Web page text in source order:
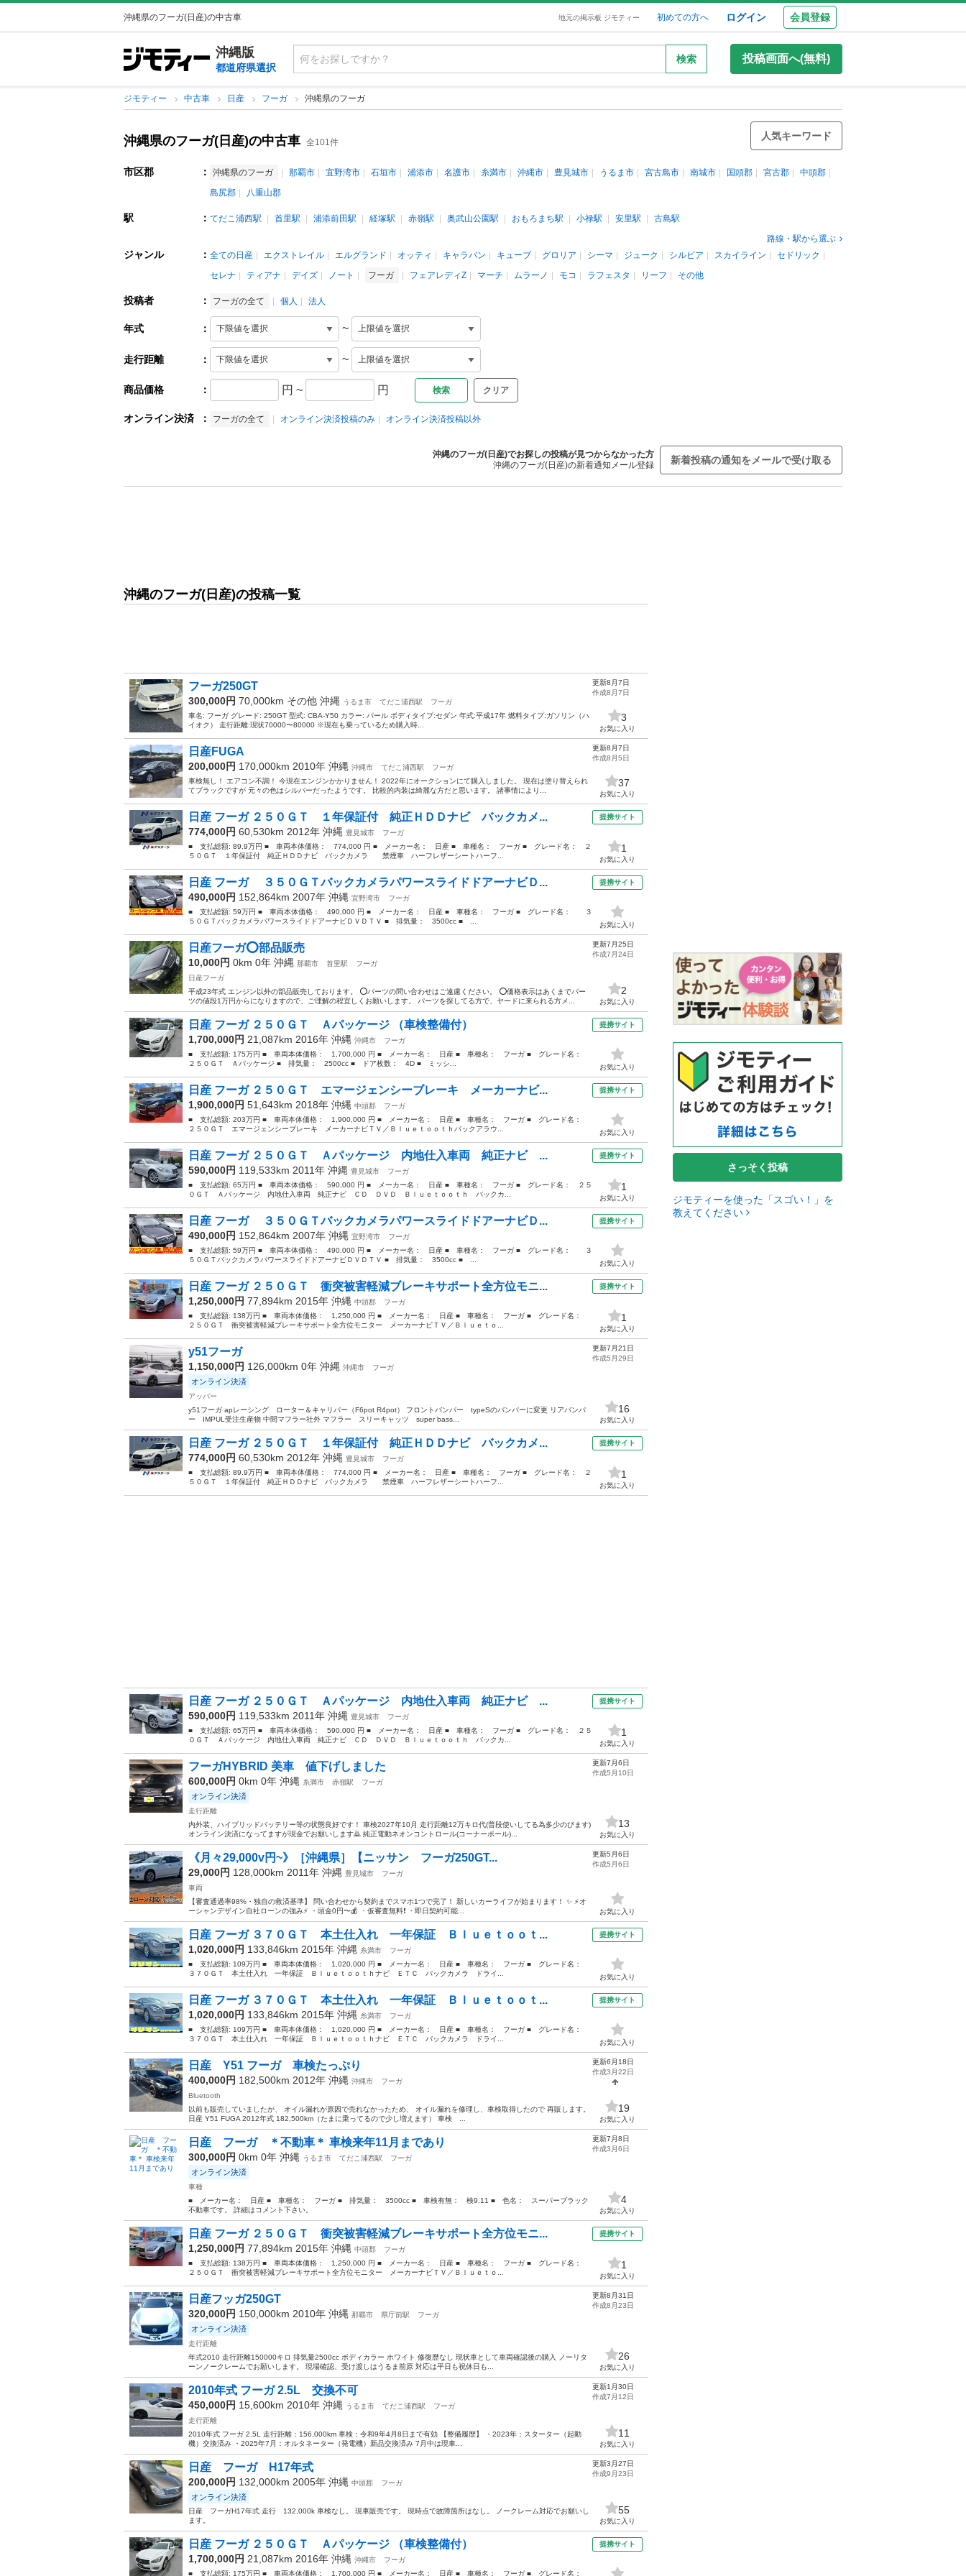
沖縄県のフーガ(日産)の中古車 地元の掲示板 ジモティー 初めての方へ ログイン 会員登録
沖縄版
都道府県選択
検索 投稿画面へ(無料)
ジモティー 中古車 日産 フーガ 沖縄県のフーガ
沖縄県のフーガ(日産)の中古車 全101件
人気キーワード
市区郡 ： 沖縄県のフーガ 那覇市 宜野湾市 石垣市 浦添市 名護市 糸満市 沖縄市 豊見城市 うるま市 宮古島市 南城市 国頭郡 宮古郡
中頭郡
島尻郡
八重山郡
駅 ： てだこ浦西駅 首里駅 浦添前田駅 経塚駅 赤嶺駅 奥武山公園駅 おもろまち駅 小禄駅 安里駅
古島駅
路線・駅から選ぶ
ジャンル ： 全ての日産 エクストレイル エルグランド オッティ キャラバン キューブ グロリア シーマ ジューク シルビア スカイライン
セドリック
セレナ
ティアナ デイズ ノート フーガ フェアレディZ マーチ ムラーノ モコ ラフェスタ リーフ その他
投稿者 ： フーガの全て 個人 法人
年式 ： ~
走行距離 ： ~
商品価格 ： 円 ~ 円 クリア
オンライン決済 ： フーガの全て オンライン決済投稿のみ オンライン決済投稿以外
沖縄のフーガ(日産)でお探しの投稿が見つからなかった方
沖縄のフーガ(日産)の新着通知メール登録
新着投稿の通知をメールで受け取る
沖縄のフーガ(日産)の投稿一覧
フーガ250GT
300,000円 70,000km その他 沖縄 うるま市 てだこ浦西駅
フーガ
車名: フーガ グレード: 250GT 型式: CBA-Y50 カラー: パール ボディタイプ:セダン 年式:平成17年 燃料タイプ:ガソリン（ハ
イオク） 走行距離:現状70000〜80000 ※現在も乗っているため購入時...
更新8月7日
作成8月7日
3
お気に入り
日産FUGA
200,000円 170,000km 2010年 沖縄 沖縄市 てだこ浦西駅
フーガ
車検無し！ エアコン不調！ 今現在エンジンかかりません！ 2022年にオークションにて購入しました。 現在は塗り替えられ
てブラックですが 元々の色はシルバーだったようです。 比較的内装は綺麗な方だと思います。 諸事情により...
更新8月7日
作成8月5日
37
お気に入り
日産 フーガ ２５０ＧＴ １年保証付 純正ＨＤＤナビ バックカメ...
774,000円 60,530km 2012年 沖縄 豊見城市
フーガ
■ 支払総額: 89.9万円 ■ 車両本体価格： 774,000 円 ■ メーカー名： 日産 ■ 車種名： フーガ ■ グレード名： ２
５０ＧＴ １年保証付 純正ＨＤＤナビ バックカメラ 禁煙車 ハーフレザーシートハーフ...
提携サイト
1
お気に入り
日産 フーガ ３５０ＧＴバックカメラパワースライドドアーナビＤ...
490,000円 152,864km 2007年 沖縄 宜野湾市
フーガ
■ 支払総額: 59万円 ■ 車両本体価格： 490,000 円 ■ メーカー名： 日産 ■ 車種名： フーガ ■ グレード名： ３
５０ＧＴバックカメラパワースライドドアーナビＤＶＤＴＶ ■ 排気量： 3500cc ■ ...
提携サイト
お気に入り
日産フーガ⭕部品販売
10,000円 0km 0年 沖縄 那覇市 首里駅
フーガ
日産フーガ
平成23年式 エンジン以外の部品販売しております。 ⭕パーツの問い合わせはご遠慮ください。 ⭕価格表示はあくまでパー
ツの値段1万円からになりますので、ご理解の程宜しくお願いします。 パーツを探してる方で、ヤードに来られる方メ...
更新7月25日
作成7月24日
2
お気に入り
日産 フーガ ２５０ＧＴ Ａパッケージ （車検整備付）
1,700,000円 21,087km 2016年 沖縄 沖縄市
フーガ
■ 支払総額: 175万円 ■ 車両本体価格： 1,700,000 円 ■ メーカー名： 日産 ■ 車種名： フーガ ■ グレード名：
２５０ＧＴ Ａパッケージ ■ 排気量： 2500cc ■ ドア枚数： 4D ■ ミッシ...
提携サイト
お気に入り
日産 フーガ ２５０ＧＴ エマージェンシーブレーキ メーカーナビ...
1,900,000円 51,643km 2018年 沖縄 中頭郡
フーガ
■ 支払総額: 203万円 ■ 車両本体価格： 1,900,000 円 ■ メーカー名： 日産 ■ 車種名： フーガ ■ グレード名：
２５０ＧＴ エマージェンシーブレーキ メーカーナビＴＶ／Ｂｌｕｅｔｏｏｔｈバックアラウ...
提携サイト
お気に入り
日産 フーガ ２５０ＧＴ Ａパッケージ 内地仕入車両 純正ナビ ...
590,000円 119,533km 2011年 沖縄 豊見城市
フーガ
■ 支払総額: 65万円 ■ 車両本体価格： 590,000 円 ■ メーカー名： 日産 ■ 車種名： フーガ ■ グレード名： ２５
０ＧＴ Ａパッケージ 内地仕入車両 純正ナビ ＣＤ ＤＶＤ Ｂｌｕｅｔｏｏｔｈ バックカ...
提携サイト
1
お気に入り
日産 フーガ ３５０ＧＴバックカメラパワースライドドアーナビＤ...
490,000円 152,864km 2007年 沖縄 宜野湾市
フーガ
■ 支払総額: 59万円 ■ 車両本体価格： 490,000 円 ■ メーカー名： 日産 ■ 車種名： フーガ ■ グレード名： ３
５０ＧＴバックカメラパワースライドドアーナビＤＶＤＴＶ ■ 排気量： 3500cc ■ ...
提携サイト
お気に入り
日産 フーガ ２５０ＧＴ 衝突被害軽減ブレーキサポート全方位モニ...
1,250,000円 77,894km 2015年 沖縄 中頭郡
フーガ
■ 支払総額: 138万円 ■ 車両本体価格： 1,250,000 円 ■ メーカー名： 日産 ■ 車種名： フーガ ■ グレード名：
２５０ＧＴ 衝突被害軽減ブレーキサポート全方位モニター メーカーナビＴＶ／Ｂｌｕｅｔｏ...
提携サイト
1
お気に入り
y51フーガ
1,150,000円 126,000km 0年 沖縄 沖縄市 フーガ
オンライン決済
アッパー
y51フーガ apレーシング ローター＆キャリパー（F6pot R4pot） フロントバンパー typeSのバンパーに変更 リアバンパ
ー IMPUL受注生産物 中間マフラー社外 マフラー スリーキャッツ super bass...
更新7月21日
作成5月29日
16
お気に入り
日産 フーガ ２５０ＧＴ １年保証付 純正ＨＤＤナビ バックカメ...
774,000円 60,530km 2012年 沖縄 豊見城市
フーガ
■ 支払総額: 89.9万円 ■ 車両本体価格： 774,000 円 ■ メーカー名： 日産 ■ 車種名： フーガ ■ グレード名： ２
５０ＧＴ １年保証付 純正ＨＤＤナビ バックカメラ 禁煙車 ハーフレザーシートハーフ...
提携サイト
1
お気に入り
日産 フーガ ２５０ＧＴ Ａパッケージ 内地仕入車両 純正ナビ ...
590,000円 119,533km 2011年 沖縄 豊見城市
フーガ
■ 支払総額: 65万円 ■ 車両本体価格： 590,000 円 ■ メーカー名： 日産 ■ 車種名： フーガ ■ グレード名： ２５
０ＧＴ Ａパッケージ 内地仕入車両 純正ナビ ＣＤ ＤＶＤ Ｂｌｕｅｔｏｏｔｈ バックカ...
提携サイト
1
お気に入り
フーガHYBRID 美車 値下げしました
600,000円 0km 0年 沖縄 糸満市 赤嶺駅 フーガ
オンライン決済
走行距離
内外装、ハイブリッドバッテリー等の状態良好です！ 車検2027年10月 走行距離12万キロ代(普段使いしてる為多少のびます)
オンライン決済になってますが現金でお願いします🙇 純正電動ネオンコントロール(コーナーポール)...
更新7月6日
作成5月10日
13
お気に入り
《月々29,000v円~》［沖縄県］【ニッサン フーガ250GT...
29,000円 128,000km 2011年 沖縄 豊見城市
フーガ
車両
【審査通過率98%・独自の救済基準】 問い合わせから契約までスマホ1つで完了！ 新しいカーライフが始まります！ ✨ ⚡️オ
ーシャンデザイン自社ローンの強み⚡️ ・頭金0円〜💰 ・仮審査無料❗️ ・即日契約可能...
更新5月6日
作成5月6日
お気に入り
日産 フーガ ３７０ＧＴ 本土仕入れ 一年保証 Ｂｌｕｅｔｏｏｔ...
1,020,000円 133,846km 2015年 沖縄 糸満市
フーガ
■ 支払総額: 109万円 ■ 車両本体価格： 1,020,000 円 ■ メーカー名： 日産 ■ 車種名： フーガ ■ グレード名：
３７０ＧＴ 本土仕入れ 一年保証 Ｂｌｕｅｔｏｏｔｈナビ ＥＴＣ バックカメラ ドライ...
提携サイト
お気に入り
日産 フーガ ３７０ＧＴ 本土仕入れ 一年保証 Ｂｌｕｅｔｏｏｔ...
1,020,000円 133,846km 2015年 沖縄 糸満市
フーガ
■ 支払総額: 109万円 ■ 車両本体価格： 1,020,000 円 ■ メーカー名： 日産 ■ 車種名： フーガ ■ グレード名：
３７０ＧＴ 本土仕入れ 一年保証 Ｂｌｕｅｔｏｏｔｈナビ ＥＴＣ バックカメラ ドライ...
提携サイト
お気に入り
日産 Y51 フーガ 車検たっぷり
400,000円 182,500km 2012年 沖縄 沖縄市
フーガ
Bluetooth
以前も販売していましたが、 オイル漏れが原因で売れなかったため、 オイル漏れを修理し、車検取得したので 再販します。
日産 Y51 FUGA 2012年式 182,500km（たまに乗ってるので少し増えます） 車検 ...
更新6月18日
作成3月22日
19
お気に入り
日産 フーガ ＊不動車＊ 車検来年11月まであり
300,000円 0km 0年 沖縄 うるま市 てだこ浦西駅 フーガ
オンライン決済
車種
■ メーカー名： 日産 ■ 車種名： フーガ ■ 排気量： 3500cc ■ 車検有無： 検9.11 ■ 色名： スーパーブラック
不動車です。 詳細はコメント下さい。
更新7月8日
作成3月6日
4
お気に入り
日産 フーガ ２５０ＧＴ 衝突被害軽減ブレーキサポート全方位モニ...
1,250,000円 77,894km 2015年 沖縄 中頭郡
フーガ
■ 支払総額: 138万円 ■ 車両本体価格： 1,250,000 円 ■ メーカー名： 日産 ■ 車種名： フーガ ■ グレード名：
２５０ＧＴ 衝突被害軽減ブレーキサポート全方位モニター メーカーナビＴＶ／Ｂｌｕｅｔｏ...
提携サイト
1
お気に入り
日産フッガ250GT
320,000円 150,000km 2010年 沖縄 那覇市 県庁前駅 フーガ
オンライン決済
走行距離
年式2010 走行距離150000キロ 排気量2500cc ボディカラー ホワイト 修復歴なし 現状車として車両確認後の購入 ノーリタ
ーンノークレームでお願いします。 現場確認、受け渡しはうるま前原 対応は平日も祝休日も...
更新8月31日
作成8月23日
26
お気に入り
2010年式 フーガ 2.5L 交換不可
450,000円 15,600km 2010年 沖縄 うるま市 てだこ浦西駅
フーガ
走行距離
2010年式 フーガ 2.5L 走行距離：156,000km 車検：令和9年4月8日まで有効 【整備履歴】 ・2023年：スターター（起動
機）交換済み ・2025年7月：オルタネーター（発電機）新品交換済み 7月中は現車...
更新1月30日
作成7月12日
11
お気に入り
日産 フーガ H17年式
200,000円 132,000km 2005年 沖縄 中頭郡 フーガ
オンライン決済
日産 フーガH17年式 走行 132,000k 車検なし。 現車販売です。 現時点で故障箇所はなし。 ノークレーム対応でお願いし
ます。
更新3月27日
作成9月23日
55
お気に入り
日産 フーガ ２５０ＧＴ Ａパッケージ （車検整備付）
1,700,000円 21,087km 2016年 沖縄 沖縄市
フーガ
■ 支払総額: 175万円 ■ 車両本体価格： 1,700,000 円 ■ メーカー名： 日産 ■ 車種名： フーガ ■ グレード名：
提携サイト
さっそく投稿
ジモティーを使った「スゴい！」を
教えてください